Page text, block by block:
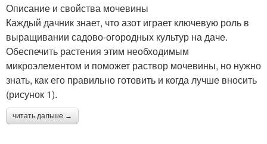
Описание и свойства мочевины
Каждый дачник знает, что азот играет ключевую роль в
выращивании садово-огородных культур на даче.
Обеспечить растения этим необходимым
микроэлементом и поможет раствор мочевины, но нужно
знать, как его правильно готовить и когда лучше вносить
(рисунок 1).
читать дальше →